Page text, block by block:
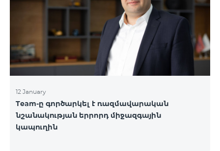
սպասարկման գրասենյակներ:
12 January
Team-ը գործարկել է ռազմավարական
նշանակության երրորդ միջազգային
կապուղին